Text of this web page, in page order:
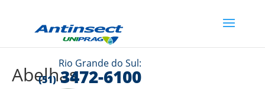
Rio Grande do Sul:
(51)3472-6100
Abelhas